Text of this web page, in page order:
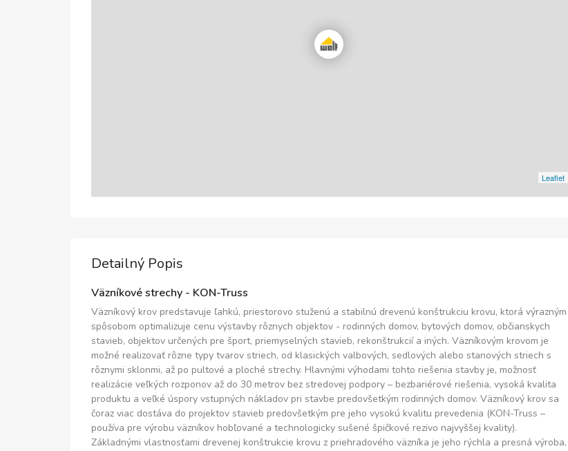
Leaflet
Detailný Popis
Väzníkové strechy - KON-Truss
Väzníkový krov predstavuje ľahkú, priestorovo stuženú a stabilnú drevenú konštrukciu krovu, ktorá výrazným
spôsobom optimalizuje cenu výstavby rôznych objektov - rodinných domov, bytových domov, občianskych
stavieb, objektov určených pre šport, priemyselných stavieb, rekonštrukcií a iných. Väzníkovým krovom je
možné realizovať rôzne typy tvarov striech, od klasických valbových, sedlových alebo stanových striech s
rôznymi sklonmi, až po pultové a ploché strechy. Hlavnými výhodami tohto riešenia stavby je, možnosť
realizácie veľkých rozponov až do 30 metrov bez stredovej podpory – bezbariérové riešenia, vysoká kvalita
produktu a veľké úspory vstupných nákladov pri stavbe predovšetkým rodinných domov. Väzníkový krov sa
čoraz viac dostáva do projektov stavieb predovšetkým pre jeho vysokú kvalitu prevedenia (KON-Truss –
používa pre výrobu väzníkov hobľované a technologicky sušené špičkové rezivo najvyššej kvality).
Základnými vlastnosťami drevenej konštrukcie krovu z priehradového väzníka je jeho rýchla a presná výroba,